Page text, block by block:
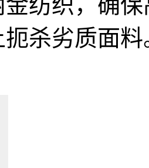
纺织，确
扼杀劣质面料